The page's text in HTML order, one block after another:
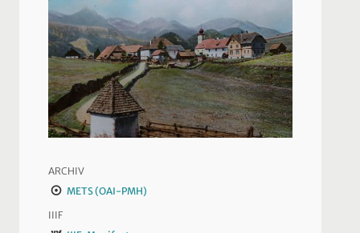
ARCHIV
METS (OAI-PMH)
IIIF